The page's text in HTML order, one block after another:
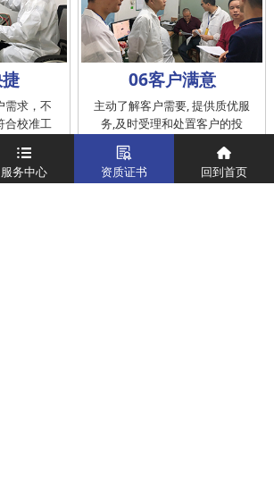
需求，不
合校准工
内完成
06客户满意
主动了解客户需要, 提供质优服
务,及时受理和处置客户的投
诉，提供快捷、方便的后续服
服务中心 资质证书 回到首页